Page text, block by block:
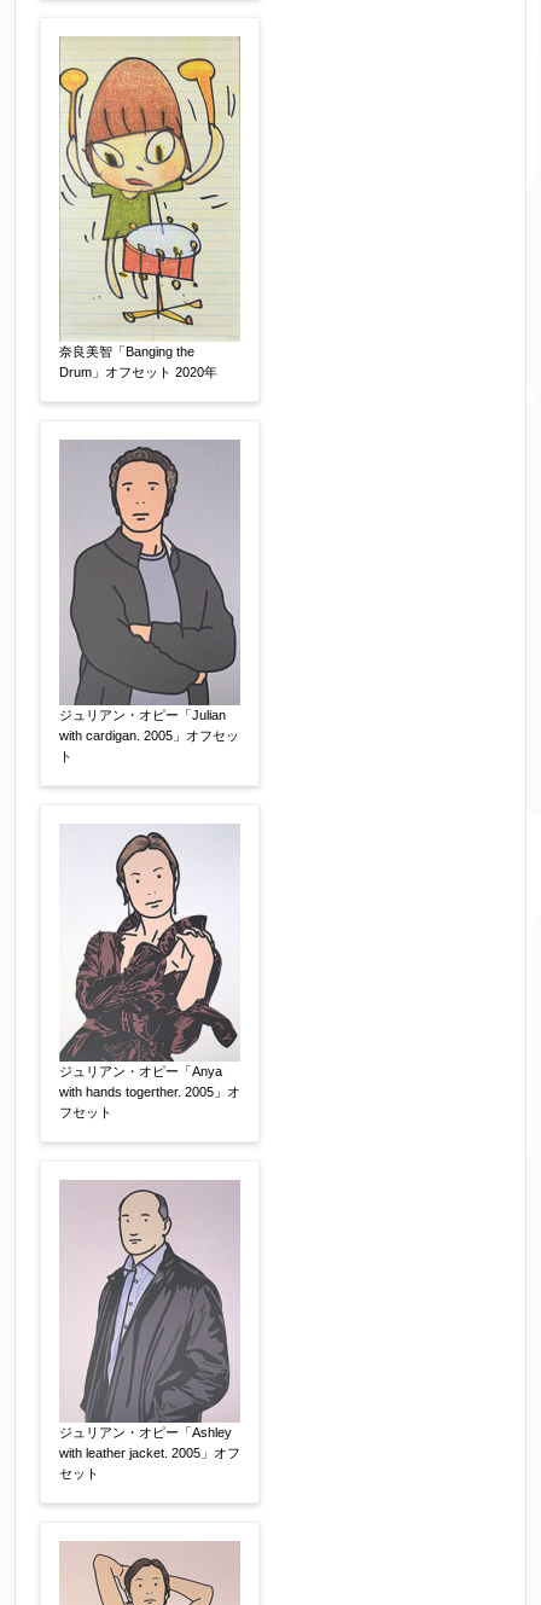
フリガナ 【任意】
メールアドレス 【必須】
※送信完了後こちらのメールアドレス宛に自動で
送信確認メールをお送りします。もし送信確認メ
ールが受信されない場合は、送信が完了していな
により弊社からのお返事も受信できない場合がご
ざいますので、お電話(
合わせください。
電話番号 【必須】
※携帯電話などご連絡が取りやすいお電話番号を
お願い致します。
郵便番号 【必須】
↓郵便番号を入力すると住所の最初が自動入力さ
れます。番地以下は任意でも結構です。
ご住所 【必須】
ご要望などがございましたらご入力ください
【任意】
奈良美智「Banging the
Drum」オフセット 2020年
ジュリアン・オピー「Julian
with cardigan. 2005」オフセッ
ト
ジュリアン・オピー「Anya
with hands togerther. 2005」オ
フセット
ジュリアン・オピー「Ashley
with leather jacket. 2005」オフ
セット